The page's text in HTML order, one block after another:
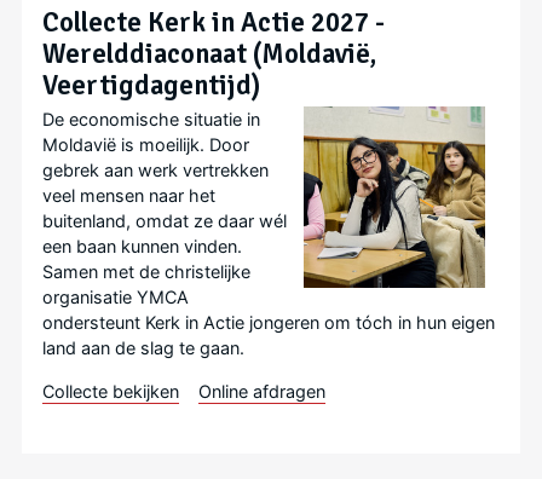
Collecte Kerk in Actie 2027 -
Werelddiaconaat (Moldavië,
Veertigdagentijd)
De economische situatie in
Moldavië is moeilijk. Door
gebrek aan werk vertrekken
veel mensen naar het
buitenland, omdat ze daar wél
een baan kunnen vinden.
Samen met de christelijke
organisatie YMCA
ondersteunt Kerk in Actie jongeren om tóch in hun eigen
land aan de slag te gaan.
Collecte bekijken Online afdragen